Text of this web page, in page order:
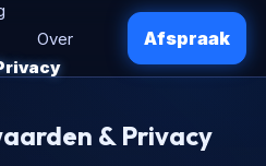
Over
Afspraak
& Privacy